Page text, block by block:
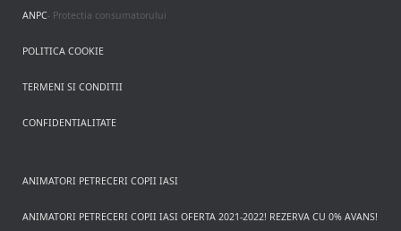
ANPC- Protectia consumatorului
POLITICA COOKIE
TERMENI SI CONDITII
CONFIDENTIALITATE
ANIMATORI PETRECERI COPII IASI
ANIMATORI PETRECERI COPII IASI OFERTA 2021-2022! REZERVA CU 0% AVANS!